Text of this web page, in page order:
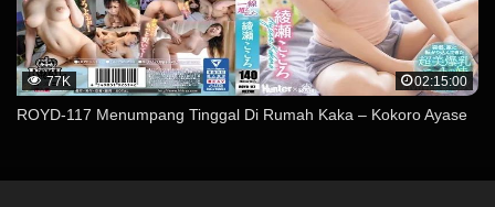
77K 02:15:00
ROYD-117 Menumpang Tinggal Di Rumah Kaka – Kokoro Ayase